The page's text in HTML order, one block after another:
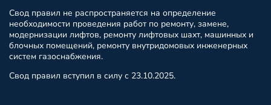
Свод правил не распространяется на определение
необходимости проведения работ по ремонту, замене,
модернизации лифтов, ремонту лифтовых шахт, машинных и
блочных помещений, ремонту внутридомовых инженерных
систем газоснабжения.
Свод правил вступил в силу с 23.10.2025.